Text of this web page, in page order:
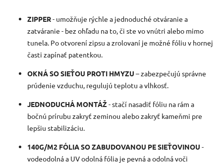
ZIPPER- umožňuje rýchle a jednoduché otváranie a
zatváranie - bez ohľadu na to, či ste vo vnútri alebo mimo
tunela. Po otvorení zipsu a zrolovaní je možné fóliu v hornej
časti zapínať patentkou.
OKNÁ SO SIEŤOU PROTI HMYZU – zabezpečujú správne
prúdenie vzduchu, regulujú teplotu a vlhkosť.
JEDNODUCHÁ MONTÁŽ - stačí nasadiť fóliu na rám a
bočnú prírubu zakryť zeminou alebo zakryť kameňmi pre
lepšiu stabilizáciu.
140G/M2 FÓLIA SO ZABUDOVANOU PE SIEŤOVINOU -
vodeodolná a UV odolná fólia je pevná a odolná voči